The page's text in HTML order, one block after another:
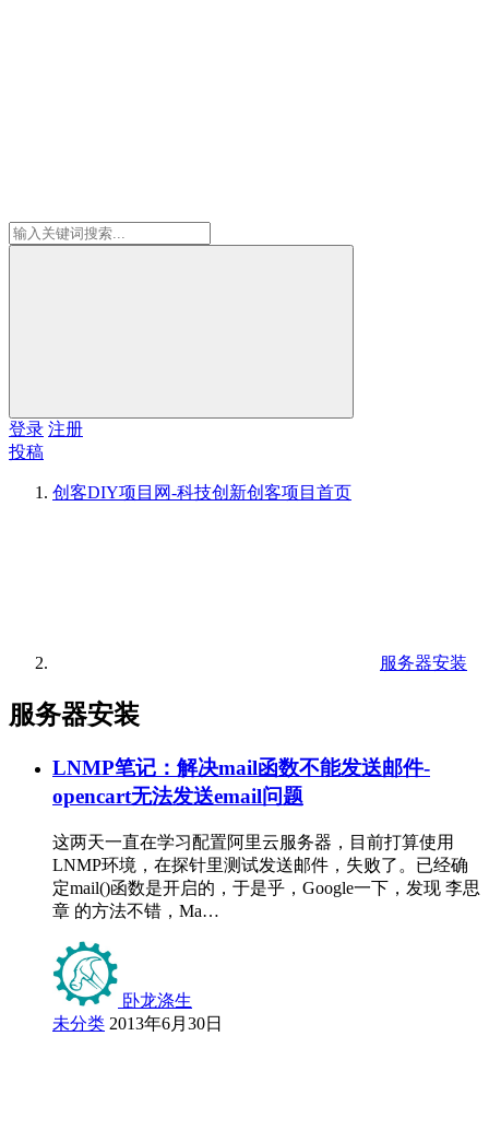
登录 注册
投稿
创客DIY项目网-科技创新创客项目 首页
服务器安装
服务器安装
LNMP笔记：解决mail函数不能发送邮件-
opencart无法发送email问题
这两天一直在学习配置阿里云服务器，目前打算使用
LNMP环境，在探针里测试发送邮件，失败了。已经确
定mail()函数是开启的，于是乎，Google一下，发现 李思
章 的方法不错，Ma…
卧龙涤生
未分类 2013年6月30日